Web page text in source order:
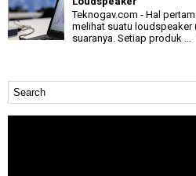
Teknogav.com - Hal
melihat suatu loudspeaker
suaranya. Setiap produk ...